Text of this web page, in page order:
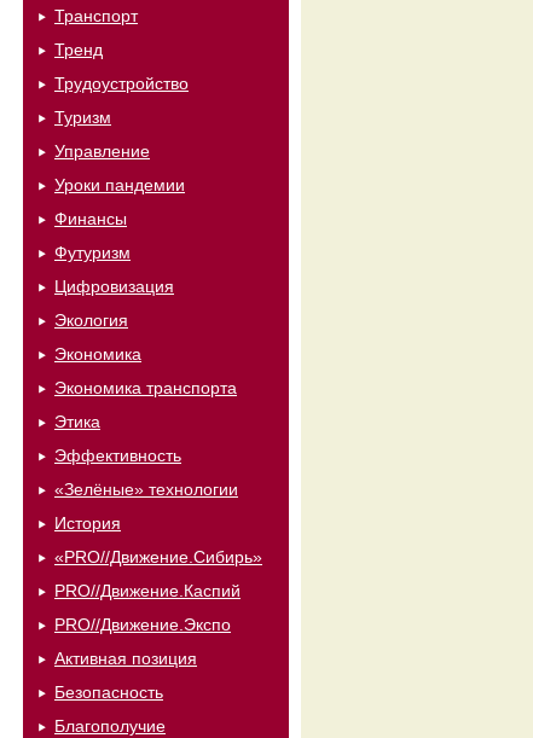
Транспорт
Тренд
Трудоустройство
Туризм
Управление
Уроки пандемии
Финансы
Футуризм
Цифровизация
Экология
Экономика
Экономика транспорта
Этика
Эффективность
«Зелёные» технологии
История
«PRO//Движение.Сибирь»
PRO//Движение.Каспий
PRO//Движение.Экспо
Активная позиция
Безопасность
Благополучие